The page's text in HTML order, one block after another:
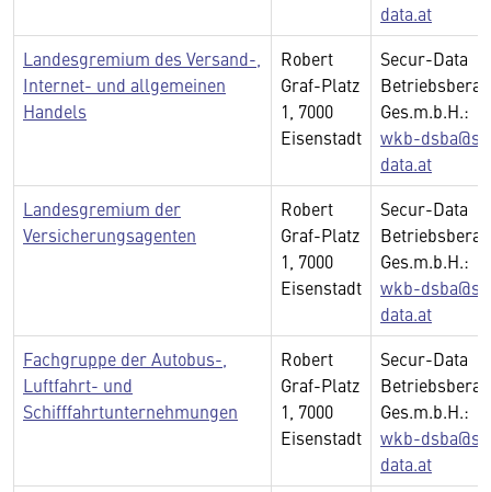
data.at
Landesgremium des Versand-,
Internet- und allgemeinen
Handels
Robert
Graf-Platz
1, 7000
Eisenstadt
Secur-Data
Ges.m.b.H.:
wkb-
data.at
Landesgremium der
Versicherungsagenten
Robert
Graf-Platz
1, 7000
Eisenstadt
Secur-Data
Ges.m.b.H.:
wkb-
data.at
Fachgruppe der Autobus-,
Luftfahrt- und
Schifffahrtunternehmungen
Robert
Graf-Platz
1, 7000
Eisenstadt
Secur-Data
Ges.m.b.H.:
wkb-
data.at